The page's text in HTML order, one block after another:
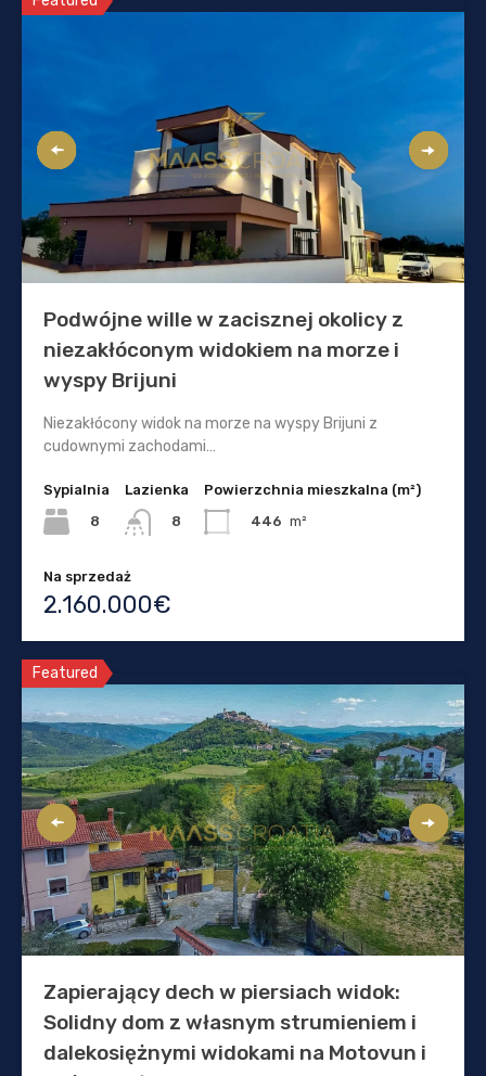
Podwójne wille w zacisznej okolicy z
niezakłóconym widokiem na morze i
wyspy Brijuni
Niezakłócony widok na morze na wyspy Brijuni z
cudownymi zachodami…
Sypialnia
8
Lazienka
8
Powierzchnia mieszkalna (m²)
446 m²
Na sprzedaż
2.160.000€
Featured
Zapierający dech w piersiach widok:
Solidny dom z własnym strumieniem i
dalekosiężnymi widokami na Motovun i